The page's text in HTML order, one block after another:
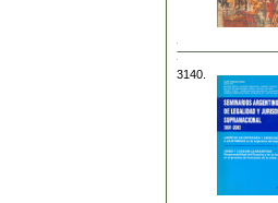
3140.